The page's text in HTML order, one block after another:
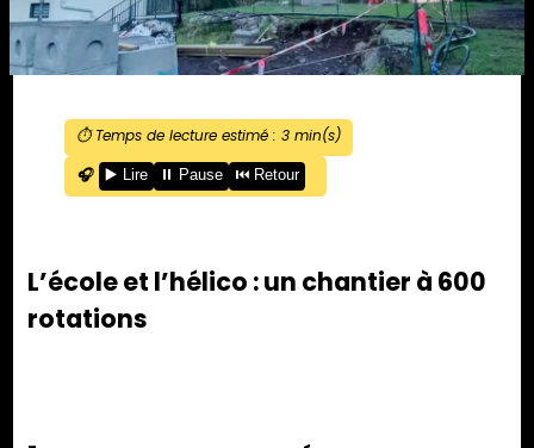
⏱️ Temps de lecture estimé : 3min(s)
🎧
▶️ Lire ⏸️ Pause ⏮️ Retour
L’école et l’hélico : un chantier à 600
rotations